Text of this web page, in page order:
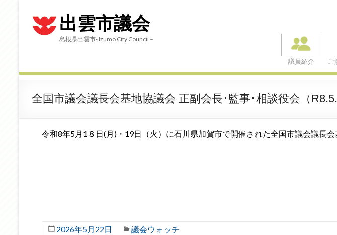
出雲市議会
島根県出雲市- Izumo City Council –
議員紹介
全国市議会議長会基地協議会 正副会長･監事･相談役会（
令和8年5月1８日(月)・19日（火）に石川県加賀市で開催された全国市議会議長
2026年5月22日 議会ウォッチ